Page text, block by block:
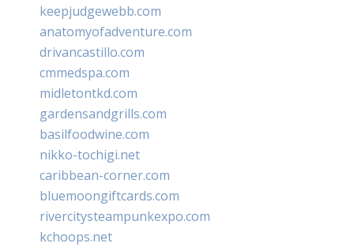
keepjudgewebb.com
anatomyofadventure.com
drivancastillo.com
cmmedspa.com
midletontkd.com
gardensandgrills.com
basilfoodwine.com
nikko-tochigi.net
caribbean-corner.com
bluemoongiftcards.com
rivercitysteampunkexpo.com
kchoops.net